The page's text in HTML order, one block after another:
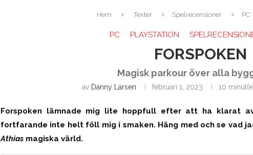
Hem Texter Spelrecensioner PC
PC PLAYSTATION
FORSPOKEN
Magisk parkour över alla
av Danny Larsen februari 1, 2023 10
Forspoken lämnade mig lite hoppfull efter att ha klarat
fortfarande inte helt föll mig i smaken. Häng med och se vad
Athias magiska värld.